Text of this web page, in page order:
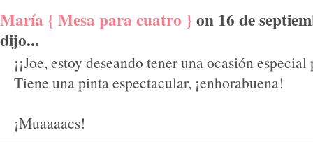
María { Mesa para cuatro } on 16 de
dijo...
¡¡Joe, estoy deseando tener una ocasión
Tiene una pinta espectacular, ¡enhorabuena!
¡Muaaaacs!